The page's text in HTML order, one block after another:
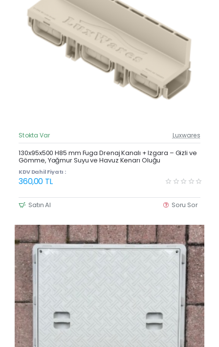
Güncel Fiyat
Yeni Ürün
Stokta Var Luxwares
130x95x500 H85 mm Fuga Drenaj Kanalı + Izgara – Gizli ve
Gömme, Yağmur Suyu ve Havuz Kenarı Oluğu
KDV Dahil Fiyatı :
360,00 TL
Satın Al Soru Sor